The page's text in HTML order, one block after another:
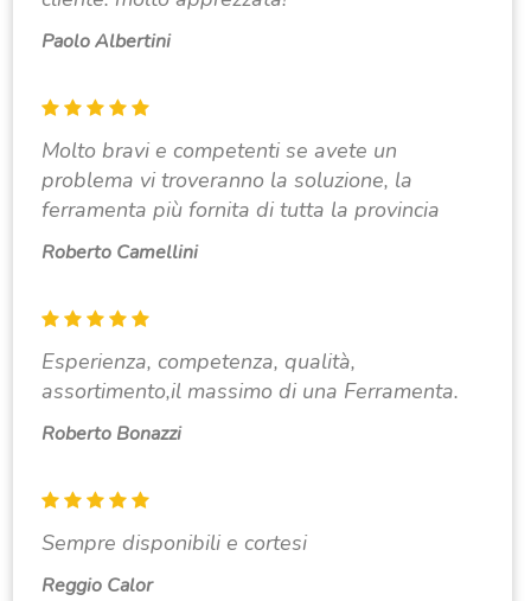
Paolo Albertini
Molto bravi e competenti se avete un
problema vi troveranno la soluzione, la
ferramenta più fornita di tutta la provincia
Roberto Camellini
Esperienza, competenza, qualità,
assortimento,il massimo di una Ferramenta.
Roberto Bonazzi
Sempre disponibili e cortesi
Reggio Calor